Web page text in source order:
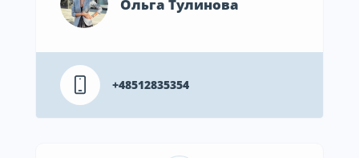
Ольга Тулинова
+48512835354